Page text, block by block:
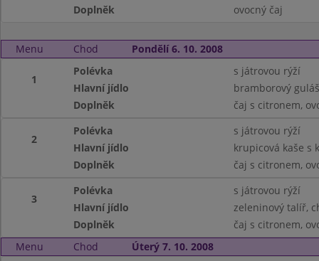
Doplněk
ovocný čaj
Menu Chod Pondělí 6. 10. 2008
1
Polévka
s játrovou rýží
Hlavní jídlo
bramborový
Doplněk
čaj s citronem,
2
Polévka
s játrovou rýží
Hlavní jídlo
krupicová kaše s
Doplněk
čaj s citronem,
3
Polévka
s játrovou rýží
Hlavní jídlo
zeleninový talíř,
Doplněk
čaj s citronem,
Menu
Chod Úterý 7. 10. 2008